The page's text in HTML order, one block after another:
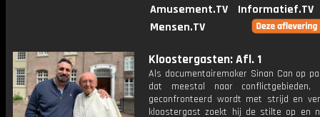
Amusement.TV
Informatief.TV
Mensen.TV
Kloostergasten: Afl. 1
Als documentairemaker Sinan Can op
dat meestal naar
geconfronteerd wordt met strijd en
kloostergast zoekt hij de stilte op en